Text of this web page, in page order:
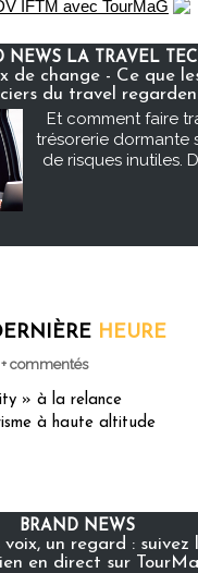
NEWS LA TRAVEL
de change - Ce que
du travel
Et comment faire
trésorerie dormante
de risques inutiles.
HEURE
+ commentés
» à la relance
à haute altitude
BRAND NEWS
un regard : suivez
en direct sur